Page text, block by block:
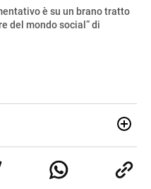
è su un brano tratto
del mondo social” di
economia e spettacolo. Ha
di testate giornalistiche online